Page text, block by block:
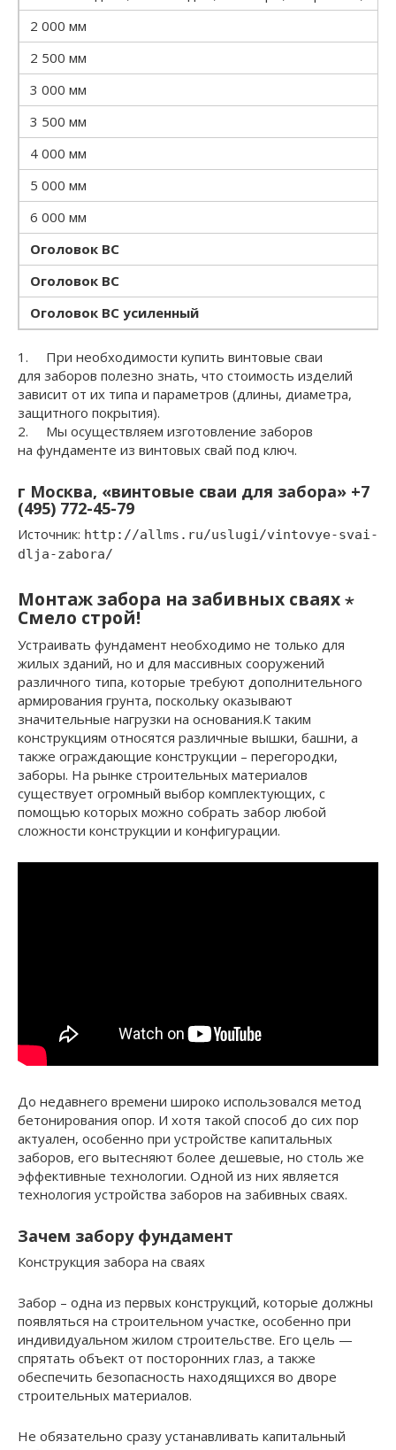
2 000 мм
2 500 мм
3 000 мм
3 500 мм
4 000 мм
5 000 мм
6 000 мм
Оголовок ВС
Оголовок ВС
Оголовок ВС усиленный
1. При необходимости купить винтовые сваи
для заборов полезно знать, что стоимость изделий
зависит от их типа и параметров (длины, диаметра,
защитного покрытия).
2. Мы осуществляем изготовление заборов
на фундаменте из винтовых свай под ключ.
г Москва, «винтовые сваи для забора» +7
(495) 772-45-79
Источник: http://allms.ru/uslugi/vintovye-svai-
dlja-zabora/
Монтаж забора на забивных сваях ⋆
Смело строй!
Устраивать фундамент необходимо не только для
жилых зданий, но и для массивных сооружений
различного типа, которые требуют дополнительного
армирования грунта, поскольку оказывают
значительные нагрузки на основания.К таким
конструкциям относятся различные вышки, башни, а
также ограждающие конструкции – перегородки,
заборы. На рынке строительных материалов
существует огромный выбор комплектующих, с
помощью которых можно собрать забор любой
сложности конструкции и конфигурации.
До недавнего времени широко использовался метод
бетонирования опор. И хотя такой способ до сих пор
актуален, особенно при устройстве капитальных
заборов, его вытесняют более дешевые, но столь же
эффективные технологии. Одной из них является
технология устройства заборов на забивных сваях.
Зачем забору фундамент
Конструкция забора на сваях
Забор – одна из первых конструкций, которые должны
появляться на строительном участке, особенно при
индивидуальном жилом строительстве. Его цель —
спрятать объект от посторонних глаз, а также
обеспечить безопасность находящихся во дворе
строительных материалов.
Не обязательно сразу устанавливать капитальный